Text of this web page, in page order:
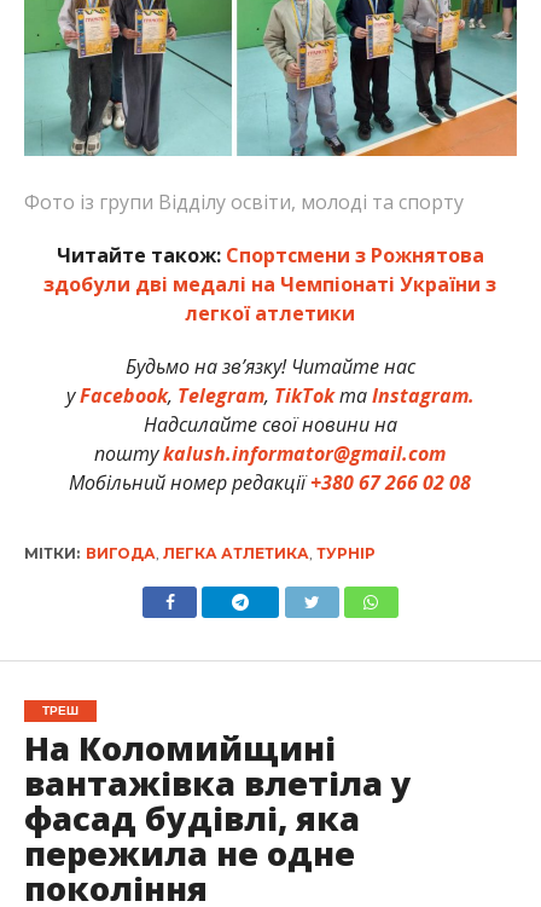
Фото із групи Відділу освіти, молоді та спорту
Читайте також: Спортсмени з Рожнятова
здобули дві медалі на Чемпіонаті України з
легкої атлетики
Будьмо на зв’язку! Читайте нас
уFacebook, Telegram, TikTokтаInstagram.
Надсилайте свої новини на
поштуkalush.informator@gmail.com
Мобільний номер редакції+380 67 266 02 08
МІТКИ: ВИГОДА, ЛЕГКА АТЛЕТИКА, ТУРНІР
ТРЕШ
На Коломийщині
вантажівка влетіла у
фасад будівлі, яка
пережила не одне
покоління